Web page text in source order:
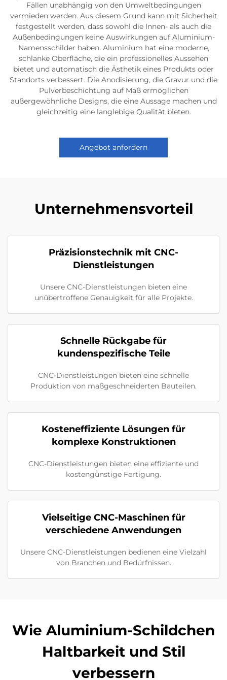
Fällen unabhängig von den Umweltbedingungen
vermieden werden. Aus diesem Grund kann mit Sicherheit
festgestellt werden, dass sowohl die Innen- als auch die
Außenbedingungen keine Auswirkungen auf Aluminium-
Namensschilder haben. Aluminium hat eine moderne,
schlanke Oberfläche, die ein professionelles Aussehen
bietet und automatisch die Ästhetik eines Produkts oder
Standorts verbessert. Die Anodisierung, die Gravur und die
Pulverbeschichtung auf Maß ermöglichen
außergewöhnliche Designs, die eine Aussage machen und
gleichzeitig eine langlebige Qualität bieten.
Angebot anfordern
Unternehmensvorteil
Präzisionstechnik mit CNC-
Dienstleistungen
Unsere CNC-Dienstleistungen bieten eine
unübertroffene Genauigkeit für alle Projekte.
Schnelle Rückgabe für
kundenspezifische Teile
CNC-Dienstleistungen bieten eine schnelle
Produktion von maßgeschneiderten Bauteilen.
Kosteneffiziente Lösungen für
komplexe Konstruktionen
CNC-Dienstleistungen bieten eine effiziente und
kostengünstige Fertigung.
Vielseitige CNC-Maschinen für
verschiedene Anwendungen
Unsere CNC-Dienstleistungen bedienen eine Vielzahl
von Branchen und Bedürfnissen.
Wie Aluminium-Schildchen
Haltbarkeit und Stil
verbessern